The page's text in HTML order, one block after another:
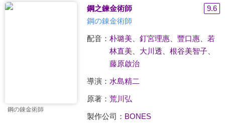
鋼の錬金術師
鋼之鍊金術師
9.6
鋼の錬金術師
配音： 朴璐美、 釘宮理惠、 豐口惠、 若
林直美、 大川透 根谷美智子、
藤原啟治
導演： 水島精二
原著： 荒川弘
製作公司： BONES